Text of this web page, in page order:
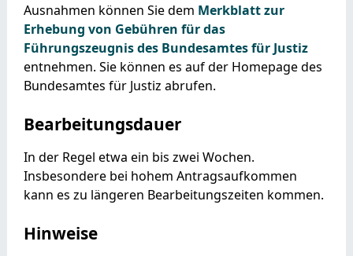
Ausnahmen können Sie dem Merkblatt zur
Erhebung von Gebühren für das
Führungszeugnis des Bundesamtes für Justiz
entnehmen. Sie können es auf der Homepage des
Bundesamtes für Justiz abrufen.
Bearbeitungsdauer
In der Regel etwa ein bis zwei Wochen.
Insbesondere bei hohem Antragsaufkommen
kann es zu längeren Bearbeitungszeiten kommen.
Hinweise